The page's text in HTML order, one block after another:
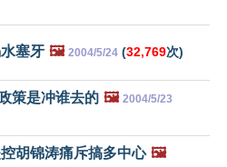
塞牙 🖼️ 2004/5/24 (32,769次)
策是冲谁去的 🖼️ 2004/5/23
胡锦涛痛斥搞多中心 🖼️